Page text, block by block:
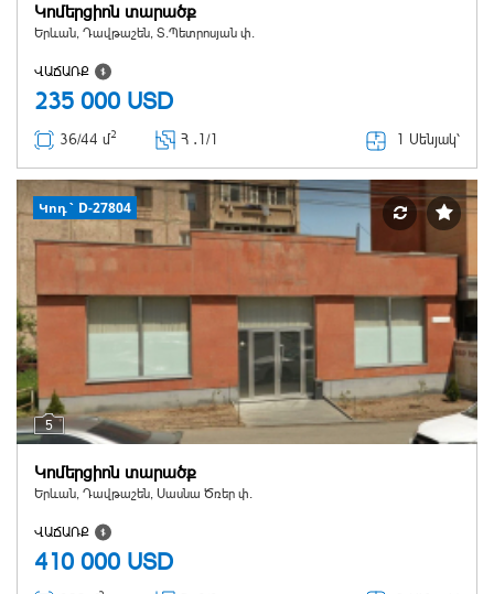
Կոմերցիոն տարածք
Երևան, Դավթաշեն, Տ.Պետրոսյան փ.
ՎԱՃԱՌՔ
235 000 USD
36/44 մ2 Հ ․ 1/1 1 Սենյակ՝
5
Կոդ` D-27804
Կոմերցիոն տարածք
Երևան, Դավթաշեն, Սասնա Ծռեր փ.
ՎԱՃԱՌՔ
410 000 USD